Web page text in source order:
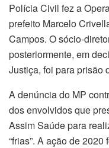
Polícia Civil fez a
prefeito Marcelo
Campos. O sócio-
posteriormente, em
Justiça, foi para prisão
A denúncia do MP
dos envolvidos que
Assim Saúde para
“frias”. A ação de